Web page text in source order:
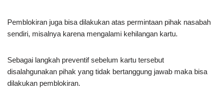
Pemblokiran juga bisa dilakukan atas permintaan pihak nasabah
sendiri, misalnya karena mengalami kehilangan kartu.
Sebagai langkah preventif sebelum kartu tersebut
disalahgunakan pihak yang tidak bertanggung jawab maka bisa
dilakukan pemblokiran.